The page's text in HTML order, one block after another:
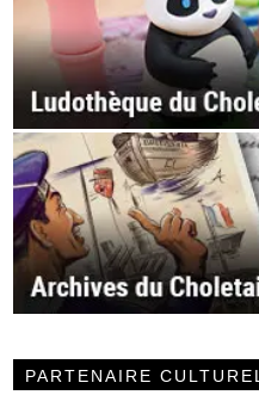
PARTENAIRE CULTUREL